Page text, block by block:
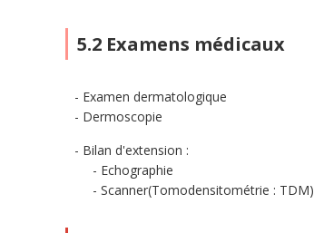
5.2 Examens médicaux
Examen dermatologique
Dermoscopie
Bilan d'extension :
Echographie
Scanner(Tomodensitométrie : TDM)